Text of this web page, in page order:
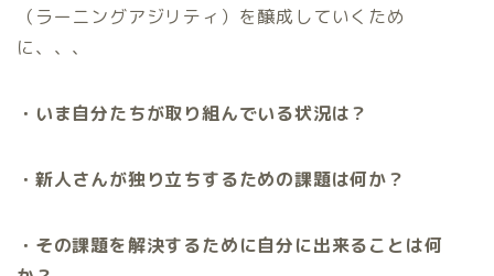
（ラーニングアジリティ）を醸成していくため
に、、、
・いま自分たちが取り組んでいる状況は？
・新人さんが独り立ちするための課題は何か？
・その課題を解決するために自分に出来ることは何